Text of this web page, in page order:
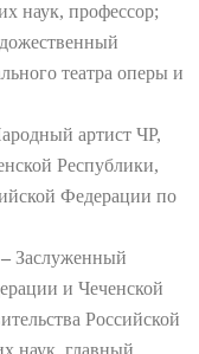
наук, профессор;
театра оперы и
артист ЧP,
Республики,
Федерации по
Заслуженный
и Чеченской
Российской
наук, главный